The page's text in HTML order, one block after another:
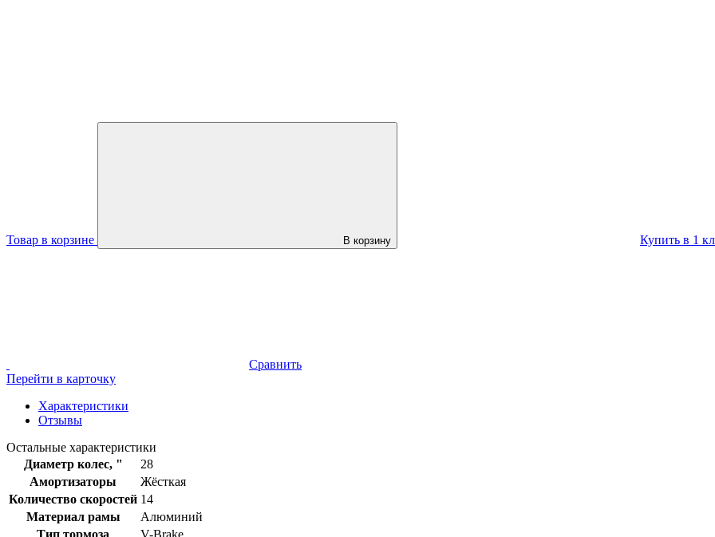
Товар в корзине В корзину Купить в 1
Сравнить
Перейти в карточку
Характеристики
Отзывы
Остальные характеристики
Диаметр колес, "
28
Амортизаторы
Жёсткая
Количество скоростей 14
Материал рамы
Алюминий
Тип тормоза
V-Brake